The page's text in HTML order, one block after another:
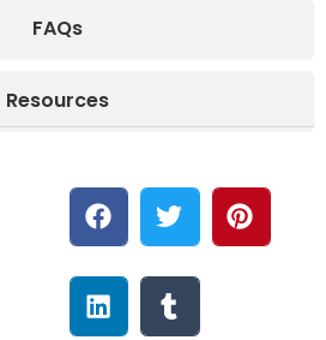
FAQs
Resources